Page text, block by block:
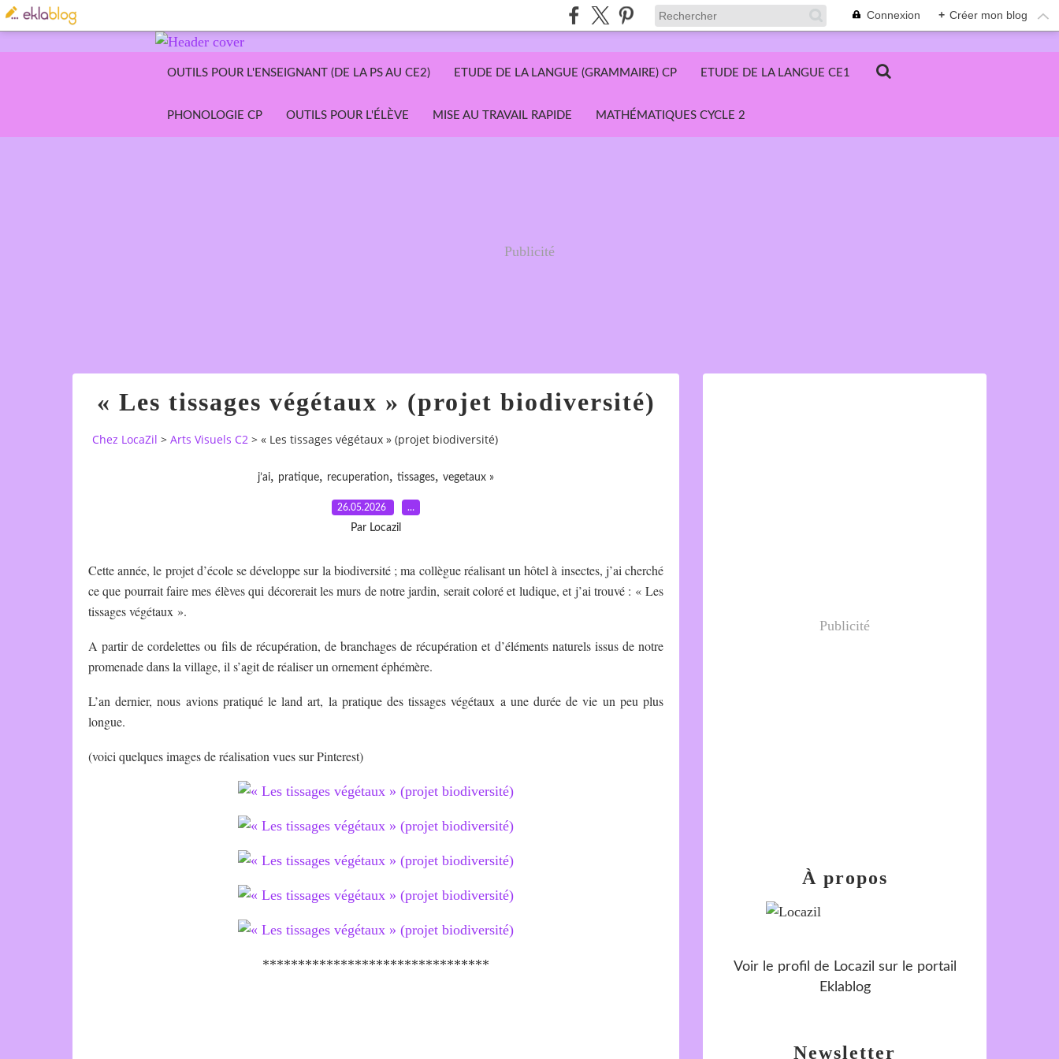
Connexion + Créer mon blog
OUTILS POUR L'ENSEIGNANT (DE LA PS AU CE2) ETUDE DE LA LANGUE (GRAMMAIRE) CP ETUDE DE LA LANGUE CE1
PHONOLOGIE CP OUTILS POUR L'ÉLÈVE MISE AU TRAVAIL RAPIDE MATHÉMATIQUES CYCLE 2
Publicité
« Les tissages végétaux » (projet biodiversité)
Chez LocaZil > Arts Visuels C2 > « Les tissages végétaux » (projet biodiversité)
j’ai, pratique, recuperation, tissages, vegetaux »
26.05.2026 …
Par Locazil
Cette année, le projet d’école se développe sur la biodiversité ; ma collègue réalisant un hôtel à insectes, j’ai cherché
ce que pourrait faire mes élèves qui décorerait les murs de notre jardin, serait coloré et ludique, et j’ai trouvé : « Les
tissages végétaux ».
A partir de cordelettes ou fils de récupération, de branchages de récupération et d’éléments naturels issus de notre
promenade dans la village, il s’agit de réaliser un ornement éphémère.
L’an dernier, nous avions pratiqué le land art, la pratique des tissages végétaux a une durée de vie un peu plus
longue.
(voici quelques images de réalisation vues sur Pinterest)
********************************
Newsletter
Publicité
À propos
Voir le profil de Locazil sur le portail
Eklablog